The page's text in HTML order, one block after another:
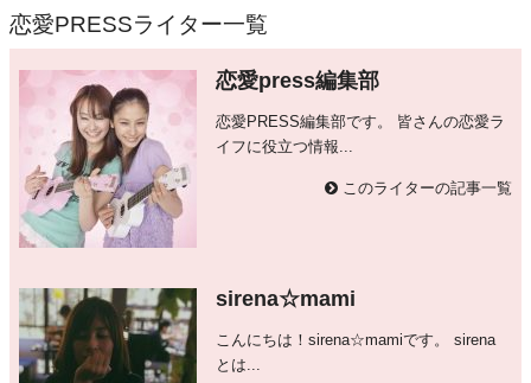
恋愛PRESSライター一覧
恋愛press編集部
恋愛PRESS編集部です。 皆さんの恋愛ラ
イフに役立つ情報...
このライターの記事一覧
sirena☆mami
こんにちは！sirena☆mamiです。 sirena
とは...